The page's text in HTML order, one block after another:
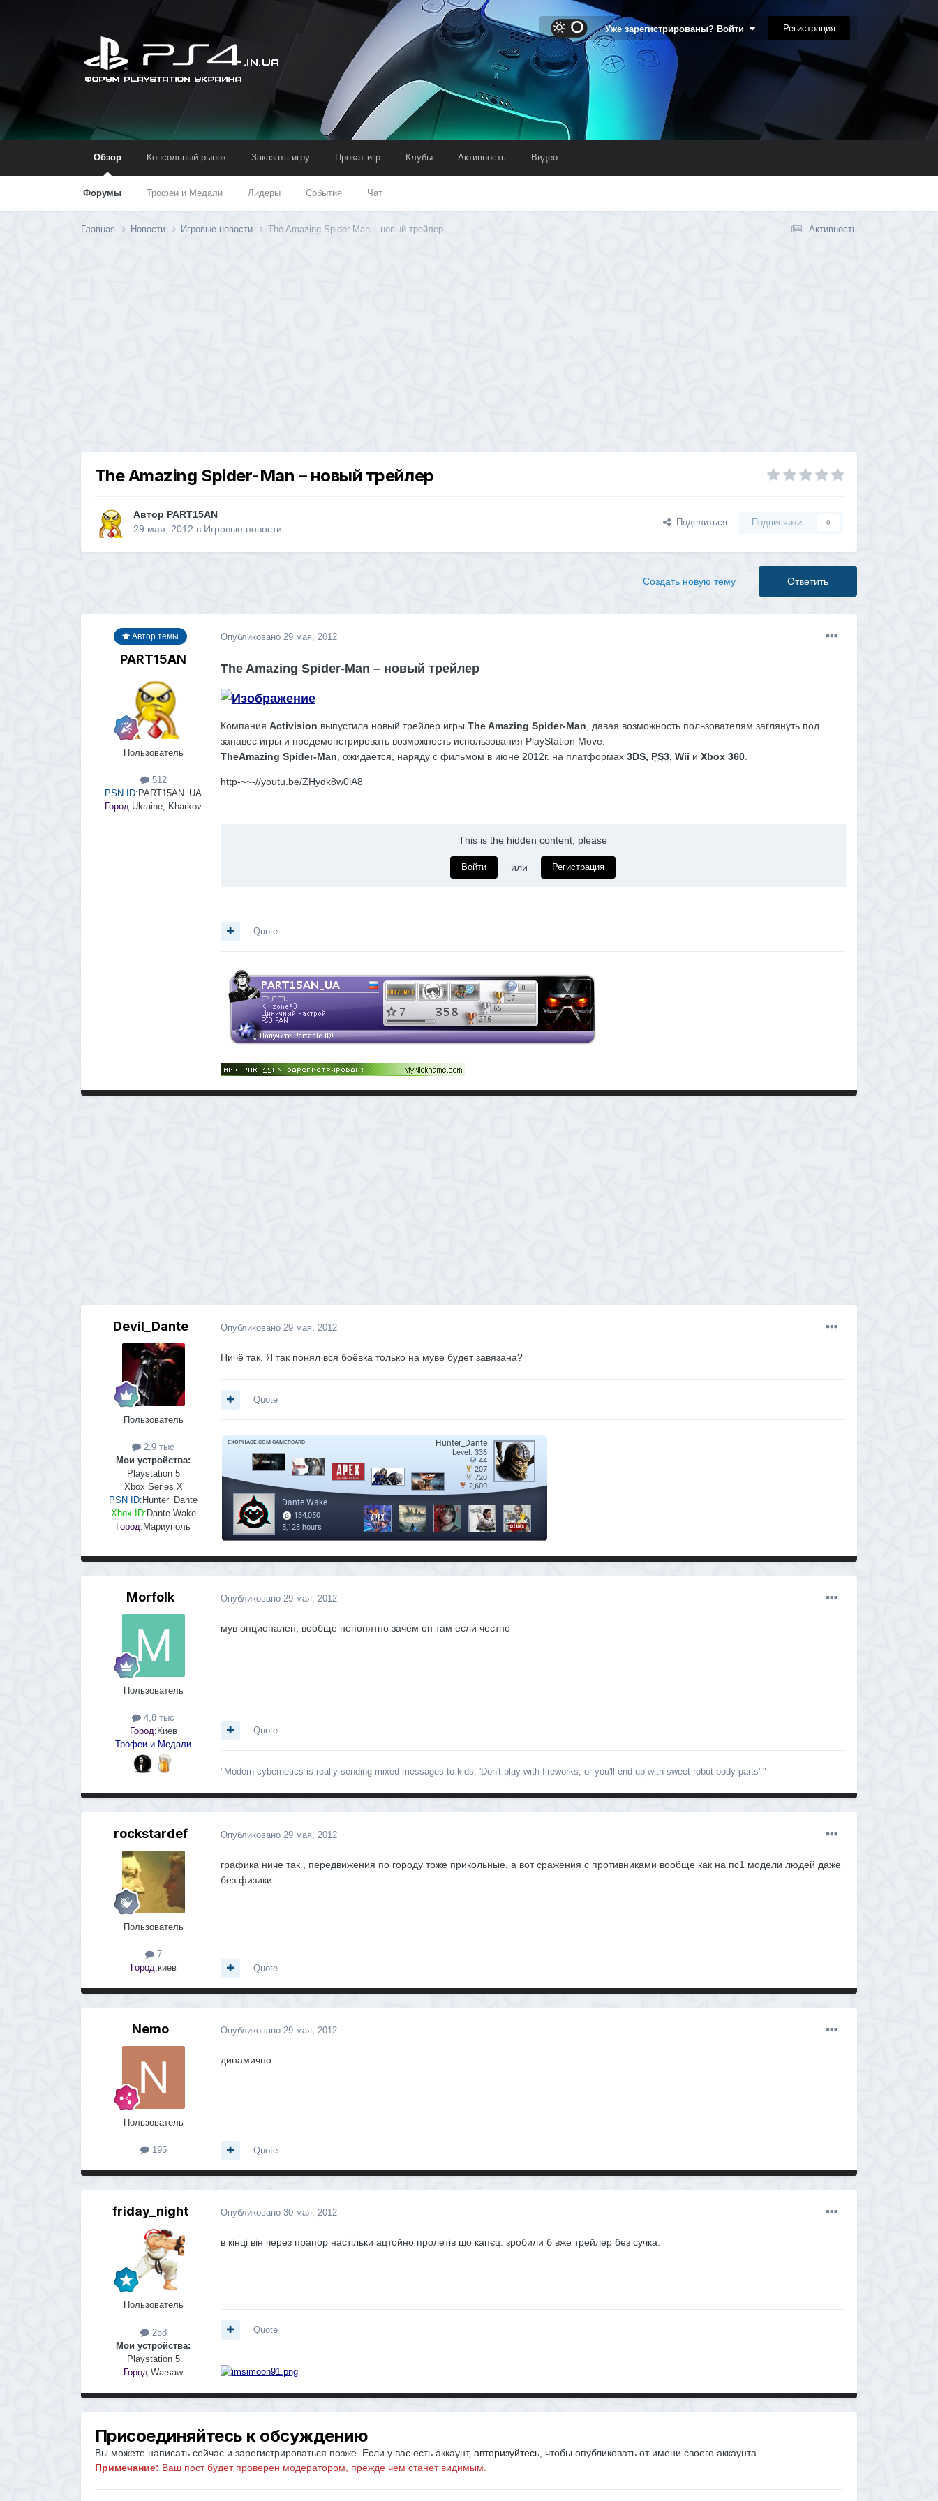
Уже зарегистрированы? Войти Регистрация
Обзор
Форумы Трофеи и Медали Лидеры События Чат
Консольный рынок Заказать игру Прокат игр Клубы Активность Видео
Активность
Главная Новости Игровые новости The Amazing Spider-Man – новый трейлер
The Amazing Spider-Man – новый трейлер
Автор PART15AN
29 мая, 2012 в Игровые новости
Поделиться Подписчики 0
Ответить
Создать новую тему
Автор темы
PART15AN
Пользователь
512
PSN ID: PART15AN_UA
Город:Ukraine, Kharkov
Опубликовано 29 мая, 2012
The Amazing Spider-Man – новый трейлер
Компания Activision выпустила новый трейлер игры The Amazing Spider-Man, давая возможность пользователям заглянуть под
занавес игры и продемонстрировать возможность использования PlayStation Move.
TheAmazing Spider-Man, ожидается, наряду с фильмом в июне 2012г. на платформах 3DS, PS3, Wii и Xbox 360.
http-~~-//youtu.be/ZHydk8w0lA8
This is the hidden content, please
Войти или Регистрация
Quote
Devil_Dante
Пользователь
2,9 тыс
Мои устройства:
Playstation 5
Xbox Series X
PSN ID: Hunter_Dante
Xbox ID: Dante Wake
Город: Мариуполь
Опубликовано 29 мая, 2012
Ничё так. Я так понял вся боёвка только на муве будет завязана?
Quote
Morfolk
Пользователь
4,8 тыс
Город: Киев
Трофеи и Медали
Опубликовано 29 мая, 2012
мув опционален, вообще непонятно зачем он там если честно
Quote
"Modern cybernetics is really sending mixed messages to kids. 'Don't play with fireworks, or you'll end up with sweet robot body parts'."
rockstardef
Пользователь
7
Город:киев
Опубликовано 29 мая, 2012
графика ниче так , передвижения по городу тоже прикольные, а вот сражения с противниками вообще как на пс1 модели людей даже
без физики.
Quote
Nemo
Пользователь
195
Опубликовано 29 мая, 2012
динамично
Quote
friday_night
Пользователь
258
Мои устройства:
Playstation 5
Город:Warsaw
Опубликовано 30 мая, 2012
в кінці він через прапор настільки ацтойно пролетів шо капєц. зробили б вже трейлер без сучка.
Quote
Присоединяйтесь к обсуждению
Вы можете написать сейчас и зарегистрироваться позже. Если у вас есть аккаунт, авторизуйтесь, чтобы опубликовать от имени своего аккаунта.
Примечание: Ваш пост будет проверен модератором, прежде чем станет видимым.